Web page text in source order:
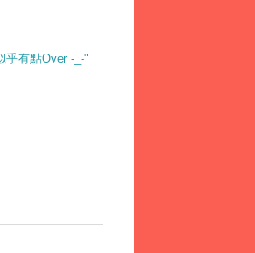
乎有點Over -_-"